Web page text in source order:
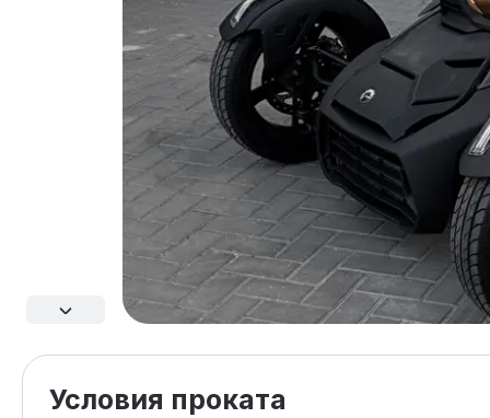
Условия проката